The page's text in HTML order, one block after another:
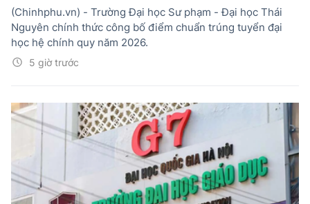
5 giờ trước
(Chinhphu.vn) - Trường Đại học Sư phạm - Đại học Thái
Nguyên chính thức công bố điểm chuẩn trúng tuyển đại
học hệ chính quy năm 2026.